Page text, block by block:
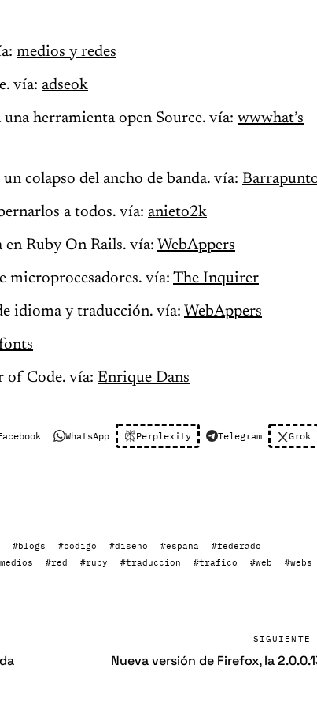
medios y redes
vía: adseok
herramienta open Source. vía: wwwhat’s
colapso del ancho de banda. vía:
a todos. vía: anieto2k
en Ruby On Rails. vía: WebAppers
microprocesadores. vía: The Inquirer
idioma y traducción. vía: WebAppers
of Code. vía: Enrique Dans
WhatsApp Perplexity Telegram Grok
#blogs #codigo #diseno #espana
#federado
#red #ruby #traduccion #trafico #web #webs
SIGUIENTE
Nueva versión de Firefox, la